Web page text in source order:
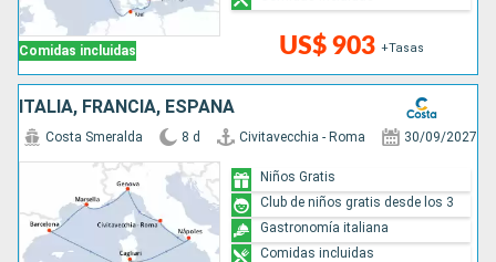
Comidas incluidas US$ 903 +Tasas
ITALIA, FRANCIA, ESPAÑA
Costa Smeralda 8 d Civitavecchia - Roma 30/09/2027
Niños Gratis
Club de niños gratis desde los 3
Gastronomía italiana
Comidas incluidas